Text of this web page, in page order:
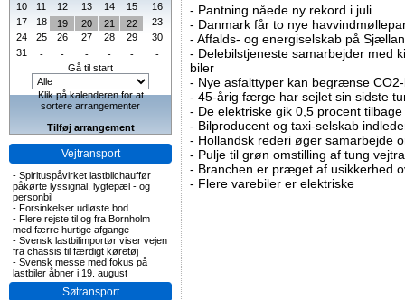
10
11 12 13 14 15
16
17
18 19 20 21 22
23
24
25 26 27 28 29
30
31
- - - - -
-
Gå til start
Klik på kalenderen for at
sortere arrangementer
Tilføj arrangement
Vejtransport
- Spirituspåvirket lastbilchauffør
påkørte lyssignal, lygtepæl - og
personbil
- Forsinkelser udløste bod
- Flere rejste til og fra Bornholm
med færre hurtige afgange
- Svensk lastbilimportør viser vejen
fra chassis til færdigt køretøj
- Svensk messe med fokus på
lastbiler åbner i 19. august
Søtransport
- Pantning nåede ny rekord i juli
- Danmark får to nye
- Affalds- og energiselskab på
- Delebilstjeneste samarbejder med
biler
- Nye asfalttyper kan begrænse
- 45-årig færge har sejlet sin sidste
- De elektriske gik 0,5 procent tilbage
- Bilproducent og taxi-selskab
- Hollandsk rederi øger samarbejde
- Pulje til grøn omstilling af tung
- Branchen er præget af usikkerhed
- Flere varebiler er elektriske